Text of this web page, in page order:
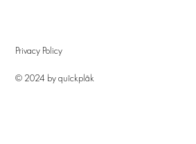
Privacy Policy
© 2024 by quîckplâk